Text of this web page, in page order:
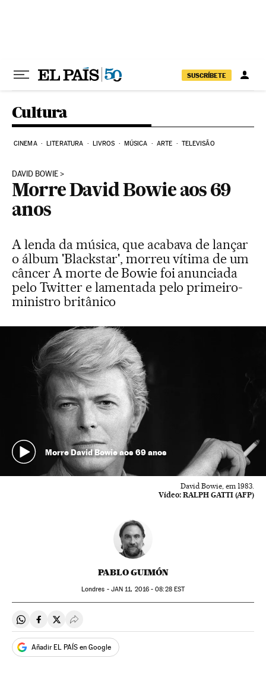
SUSCRÍBETE
Cultura
CINEMA LITERATURA LIVROS MÚSICA ARTE TELEVISÃO
DAVID BOWIE
Morre David Bowie aos 69
anos
A lenda da música, que acabava de lançar
o álbum 'Blackstar', morreu vítima de um
câncer A morte de Bowie foi anunciada
pelo Twitter e lamentada pelo primeiro-
ministro britânico
Morre David Bowie aos 69 anos
David Bowie, em 1983.
Vídeo: RALPH GATTI (AFP)
PABLO GUIMÓN
Londres - JAN 11, 2016 - 08:28EST
Compartir en Whatsapp
Compartir en Facebook
Compartir en Twitter
Desplegar Redes Sociales
Añadir EL PAÍS en Google